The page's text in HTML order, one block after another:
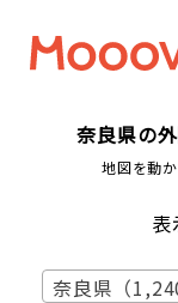
奈良県の
地図を動
表
奈良県（